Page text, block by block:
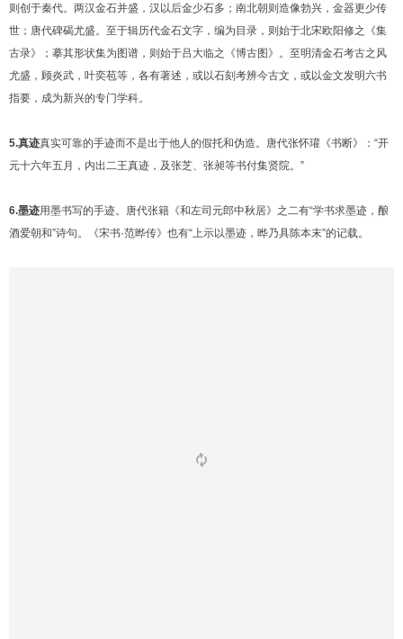
则创于秦代。两汉金石并盛，汉以后金少石多；南北朝则造像勃兴，金器更少传
世；唐代碑碣尤盛。至于辑历代金石文字，编为目录，则始于北宋欧阳修之《集
古录》；摹其形状集为图谱，则始于吕大临之《博古图》。至明清金石考古之风
尤盛，顾炎武，叶奕苞等，各有著述，或以石刻考辨今古文，或以金文发明六书
指要，成为新兴的专门学科。
5.真迹真实可靠的手迹而不是出于他人的假托和伪造。唐代张怀瓘《书断》：“开
元十六年五月，内出二王真迹，及张芝、张昶等书付集贤院。”
6.墨迹用墨书写的手迹。唐代张籍《和左司元郎中秋居》之二有“学书求墨迹，酿
酒爱朝和”诗句。《宋书·范晔传》也有“上示以墨迹，晔乃具陈本末”的记载。